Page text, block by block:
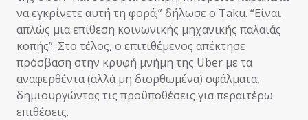
να εγκρίνετε αυτή τη φορά;” δήλωσε ο Taku. “Είναι
απλώς μια επίθεση κοινωνικής μηχανικής παλαιάς
κοπής”. Στο τέλος, ο επιτιθέμενος απέκτησε
πρόσβαση στην κρυφή μνήμη της Uber με τα
αναφερθέντα (αλλά μη διορθωμένα) σφάλματα,
δημιουργώντας τις προϋποθέσεις για περαιτέρω
επιθέσεις.